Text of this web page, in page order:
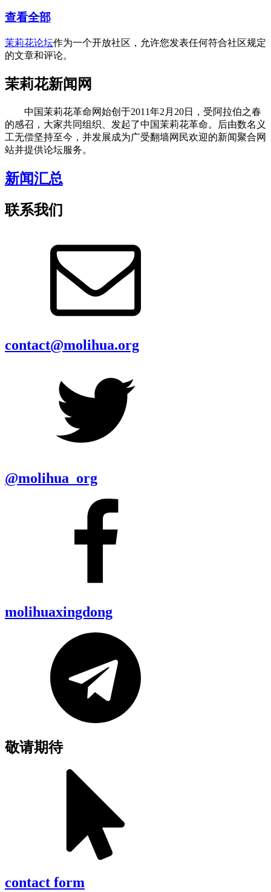
查看全部
茉莉花论坛作为一个开放社区，允许您发表任何符合社区规定
的文章和评论。
茉莉花新闻网
中国茉莉花革命网始创于2011年2月20日，受阿拉伯之春
的感召，大家共同组织、发起了中国茉莉花革命。后由数名义
工无偿坚持至今，并发展成为广受翻墙网民欢迎的新闻聚合网
站并提供论坛服务。
新闻汇总
联系我们
contact@molihua.org
@molihua_org
molihuaxingdong
敬请期待
contact form